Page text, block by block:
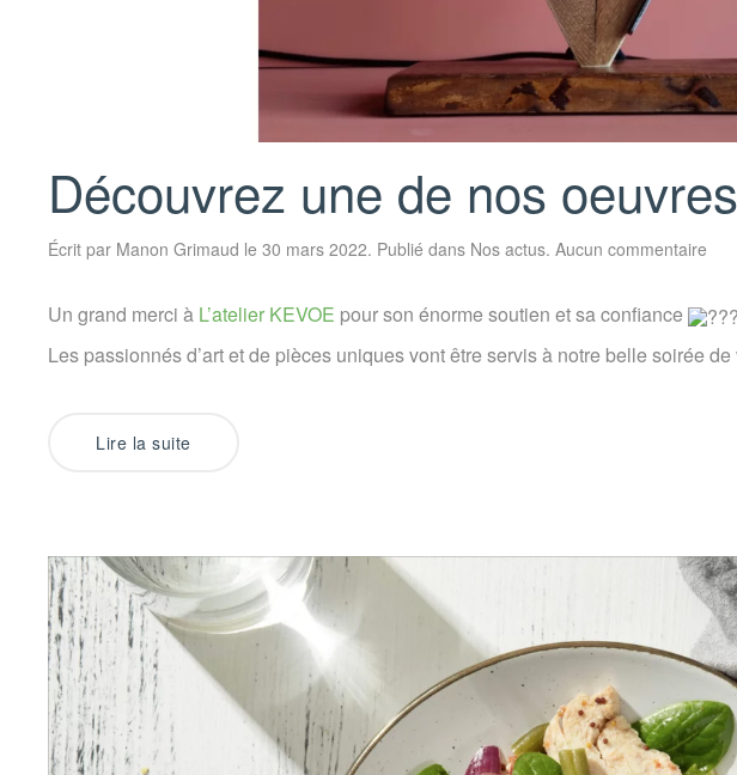
Découvrez une de nos
Écrit par Manon Grimaud le 30 mars 2022. Publié dans Nos actus. Aucun commentaire
nos
nos
Un grand merci à L’atelier KEVOE pour son énorme soutien et sa confiance
Les passionnés d’art et de pièces uniques vont être servis à notre belle soirée
Lire la suite